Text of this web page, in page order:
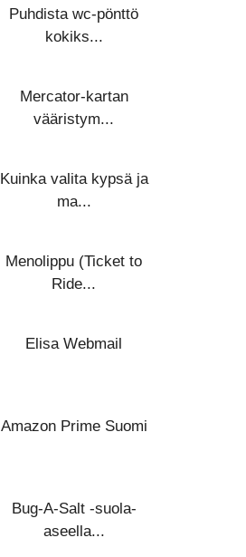
Puhdista wc-pönttö
kokiks...
Mercator-kartan
vääristym...
Kuinka valita kypsä ja
ma...
Menolippu (Ticket to
Ride...
Elisa Webmail
Amazon Prime Suomi
Bug-A-Salt -suola-
aseella...